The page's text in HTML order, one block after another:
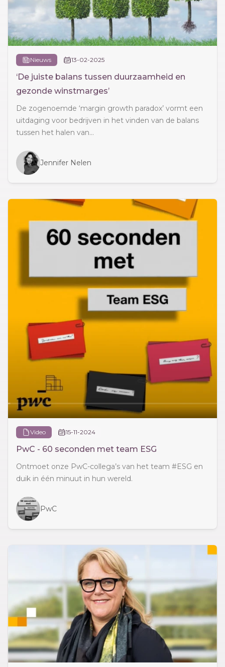
Nieuws 13-02-2025
‘De juiste balans tussen duurzaamheid en
gezonde winstmarges’
De zogenoemde ‘margin growth paradox’ vormt een
uitdaging voor bedrijven in het vinden van de balans
tussen het halen van...
Jennifer Nelen
Video 15-11-2024
PwC - 60 seconden met team ESG
Ontmoet onze PwC-collega’s van het team #ESG en
duik in één minuut in hun wereld.
PwC